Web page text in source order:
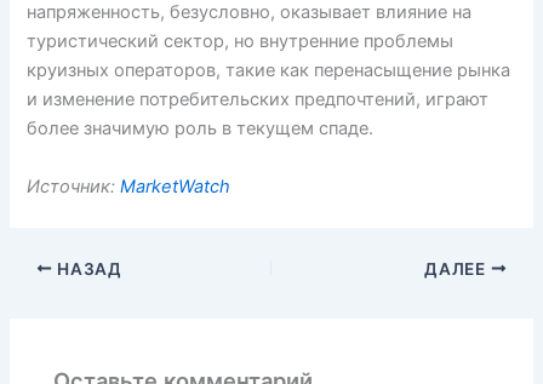
напряженность, безусловно, оказывает влияние на
туристический сектор, но внутренние проблемы
круизных операторов, такие как перенасыщение рынка
и изменение потребительских предпочтений, играют
более значимую роль в текущем спаде.
Источник:MarketWatch
НАЗАД ДАЛЕЕ